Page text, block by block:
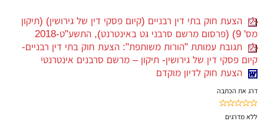
הצעת חוק בתי דין רבניים (קיום פסקי דין של גירושין) (תיקון
מס' 9) (פרסום מרשם סרבני גט באינטרנט), התשע"ט-2018
תגובת עמותת "הורות משותפת": הצעת חוק בתי דין רבניים-
קיום פסקי דין של גירושין- תיקון – מרשם סרבנים אינטרנטי
הצעת חוק לדיון מוקדם
דרג את הכתבה
ללא מדרגים